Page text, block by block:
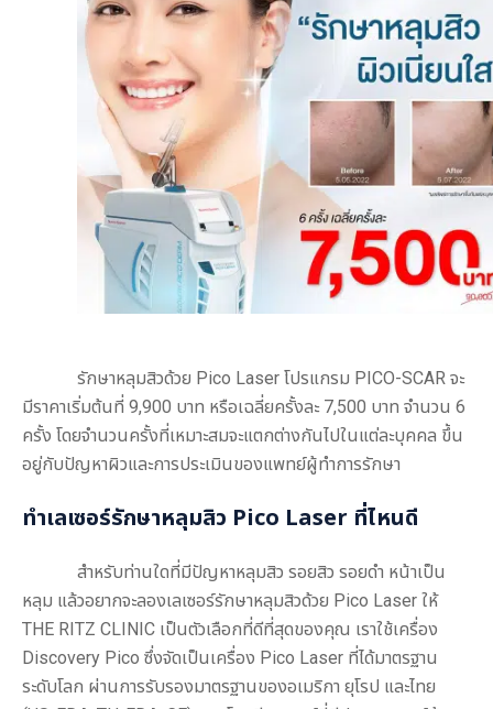
รักษาหลุมสิวด้วย Pico Laser โปรแกรม PICO-SCAR จะ
มีราคาเริ่มต้นที่ 9,900 บาท หรือเฉลี่ยครั้งละ 7,500 บาท จำนวน 6
ครั้ง โดยจำนวนครั้งที่เหมาะสมจะแตกต่างกันไปในแต่ละบุคคล ขึ้น
อยู่กับปัญหาผิวและการประเมินของแพทย์ผู้ทำการรักษา
ทำเลเซอร์รักษาหลุมสิว Pico Laser ที่ไหนดี
สำหรับท่านใดที่มีปัญหาหลุมสิว รอยสิว รอยดำ หน้าเป็น
หลุม แล้วอยากจะลองเลเซอร์รักษาหลุมสิวด้วย Pico Laser ให้
THE RITZ CLINIC เป็นตัวเลือกที่ดีที่สุดของคุณ เราใช้เครื่อง
Discovery Pico ซึ่งจัดเป็นเครื่อง Pico Laser ที่ได้มาตรฐาน
ระดับโลก ผ่านการรับรองมาตรฐานของอเมริกา ยุโรป และไทย